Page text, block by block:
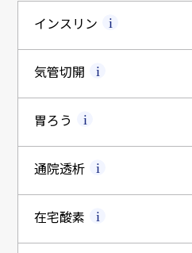
インスリン
気管切開
胃ろう
通院透析
在宅酸素